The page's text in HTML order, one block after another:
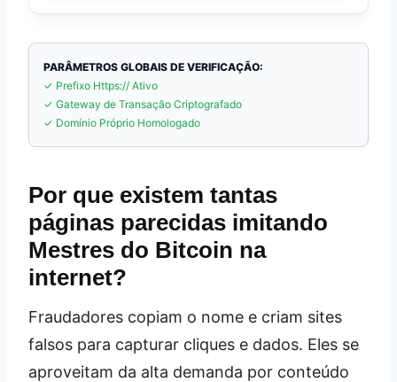
PARÂMETROS GLOBAIS DE VERIFICAÇÃO:
✓ Prefixo Https:// Ativo
✓ Gateway de Transação Criptografado
✓ Domínio Próprio Homologado
Por que existem tantas
páginas parecidas imitando
Mestres do Bitcoin na
internet?
Fraudadores copiam o nome e criam sites
falsos para capturar cliques e dados. Eles se
aproveitam da alta demanda por conteúdo